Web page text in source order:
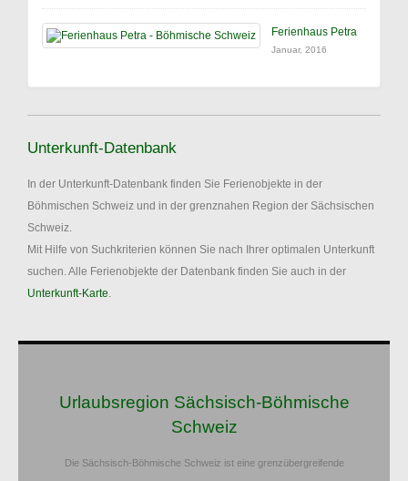
Ferienhaus Petra
Januar, 2016
Unterkunft-Datenbank
In der Unterkunft-Datenbank finden Sie Ferienobjekte in der
Böhmischen Schweiz und in der grenznahen Region der Sächsischen
Schweiz.
Mit Hilfe von Suchkriterien können Sie nach Ihrer optimalen Unterkunft
suchen. Alle Ferienobjekte der Datenbank finden Sie auch in der
Unterkunft-Karte.
Urlaubsregion Sächsisch-Böhmische
Schweiz
Die Sächsisch-Böhmische Schweiz ist eine grenzübergreifende